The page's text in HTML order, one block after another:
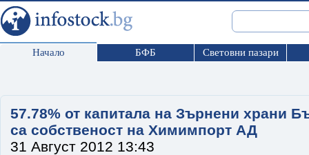
Начало БФБ Световни пазари
57.78% от капитала на Зърнени храни
са собственост на Химимпорт АД
31 Август 2012 13:43